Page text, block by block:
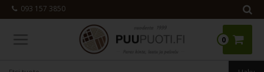
093 157 3850
0